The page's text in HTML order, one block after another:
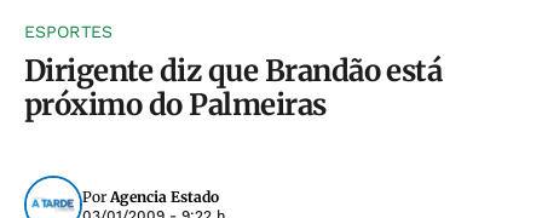
ESPORTES
Dirigente diz que Brandão está
próximo do Palmeiras
PorAgencia Estado